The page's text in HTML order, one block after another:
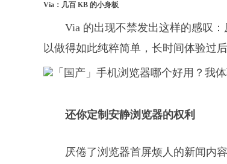
Via：几百 KB 的小身板
Via 的出现不禁发出这样的感叹
以做得如此纯粹简单，长时间体验过
还你定制安静浏览器的权利
厌倦了浏览器首屏烦人的新闻内